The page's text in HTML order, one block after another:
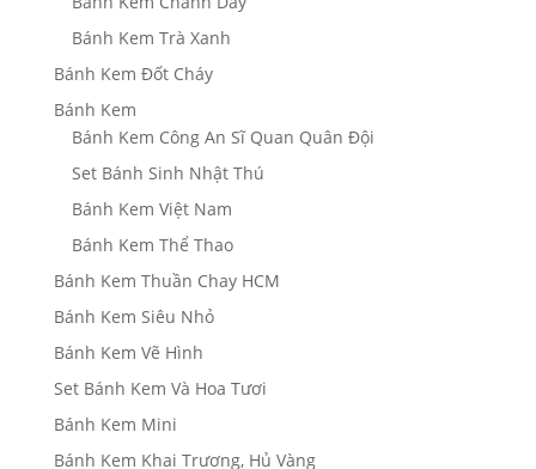
Bánh Kem Trà Xanh
Bánh Kem Đốt Cháy
Bánh Kem
Bánh Kem Công An Sĩ Quan Quân Đội
Set Bánh Sinh Nhật Thú
Bánh Kem Việt Nam
Bánh Kem Thể Thao
Bánh Kem Thuần Chay HCM
Bánh Kem Siêu Nhỏ
Bánh Kem Vẽ Hình
Set Bánh Kem Và Hoa Tươi
Bánh Kem Mini
Bánh Kem Khai Trương, Hủ Vàng